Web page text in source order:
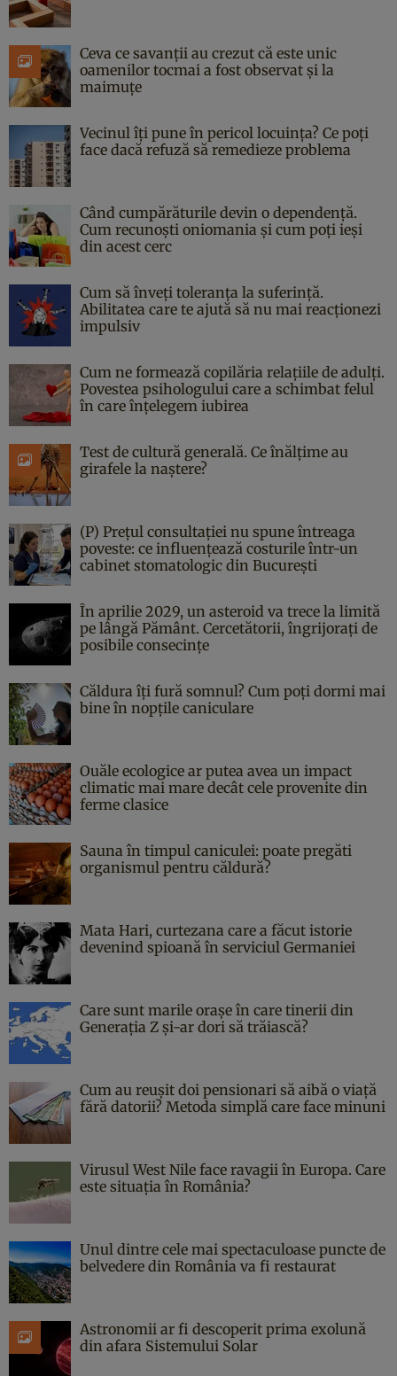
Ceva ce savanții au crezut că este unic
oamenilor tocmai a fost observat și la
maimuțe
Vecinul îți pune în pericol locuința? Ce poți
face dacă refuză să remedieze problema
Când cumpărăturile devin o dependență.
Cum recunoști oniomania și cum poți ieși
din acest cerc
Cum să înveți toleranța la suferință.
Abilitatea care te ajută să nu mai reacționezi
impulsiv
Cum ne formează copilăria relațiile de adulți.
Povestea psihologului care a schimbat felul
în care înțelegem iubirea
Test de cultură generală. Ce înălțime au
girafele la naștere?
(P) Prețul consultației nu spune întreaga
poveste: ce influențează costurile într-un
cabinet stomatologic din București
În aprilie 2029, un asteroid va trece la limită
pe lângă Pământ. Cercetătorii, îngrijorați de
posibile consecințe
Căldura îți fură somnul? Cum poți dormi mai
bine în nopțile caniculare
Ouăle ecologice ar putea avea un impact
climatic mai mare decât cele provenite din
ferme clasice
Sauna în timpul caniculei: poate pregăti
organismul pentru căldură?
Mata Hari, curtezana care a făcut istorie
devenind spioană în serviciul Germaniei
Care sunt marile orașe în care tinerii din
Generația Z și-ar dori să trăiască?
Cum au reușit doi pensionari să aibă o viață
fără datorii? Metoda simplă care face minuni
Virusul West Nile face ravagii în Europa. Care
este situația în România?
Unul dintre cele mai spectaculoase puncte de
belvedere din România va fi restaurat
Astronomii ar fi descoperit prima exolună
din afara Sistemului Solar